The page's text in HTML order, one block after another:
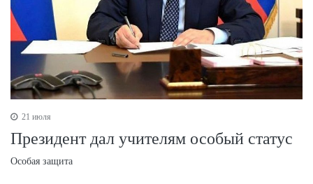
21 июля
Президент дал учителям особый статус
Особая защита